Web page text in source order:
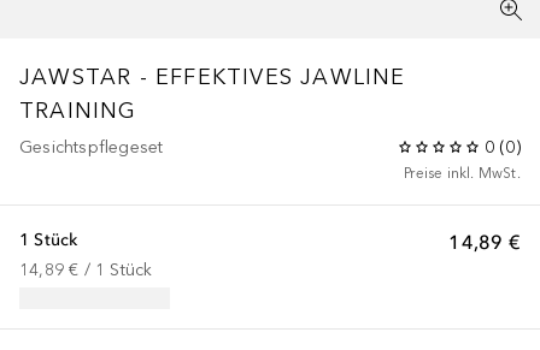
JAWSTAR - EFFEKTIVES JAWLINE
TRAINING
Gesichtspflegeset 0 (0)
Preise inkl. MwSt.
14,89 €
1 Stück
14,89 € / 1 Stück